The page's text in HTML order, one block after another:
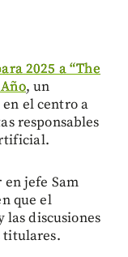
2025 a “The
, un
el centro a
responsables
jefe Sam
que el
las discusiones
titulares.